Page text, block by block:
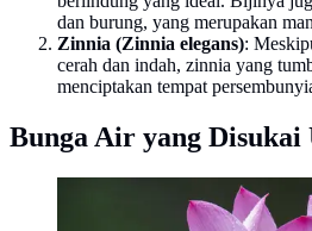
dan burung, yang merupakan
Zinnia (Zinnia elegans):
cerah dan indah, zinnia yang
menciptakan tempat
Bunga Air yang Disukai